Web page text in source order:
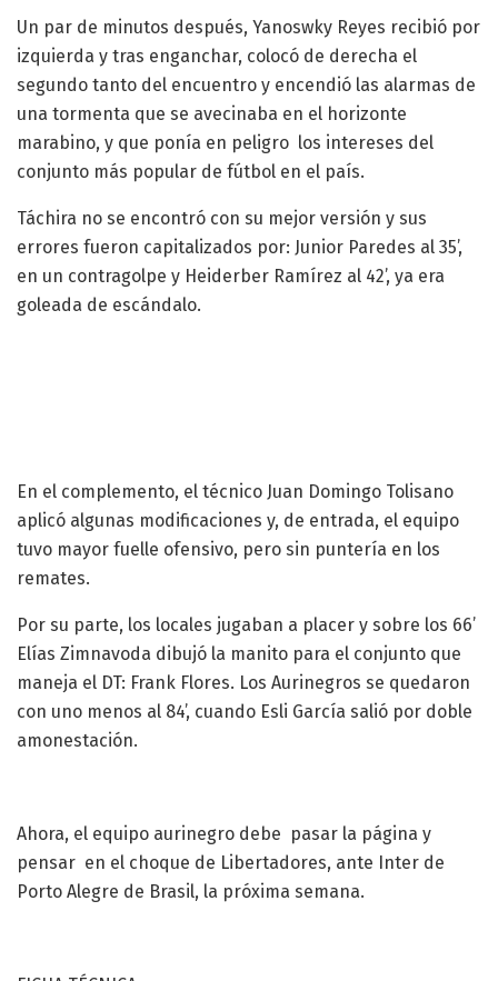
Un par de minutos después, Yanoswky Reyes recibió por
izquierda y tras enganchar, colocó de derecha el
segundo tanto del encuentro y encendió las alarmas de
una tormenta que se avecinaba en el horizonte
marabino, y que ponía en peligro los intereses del
conjunto más popular de fútbol en el país.
Táchira no se encontró con su mejor versión y sus
errores fueron capitalizados por: Junior Paredes al 35’,
en un contragolpe y Heiderber Ramírez al 42’, ya era
goleada de escándalo.
En el complemento, el técnico Juan Domingo Tolisano
aplicó algunas modificaciones y, de entrada, el equipo
tuvo mayor fuelle ofensivo, pero sin puntería en los
remates.
Por su parte, los locales jugaban a placer y sobre los 66’
Elías Zimnavoda dibujó la manito para el conjunto que
maneja el DT: Frank Flores. Los Aurinegros se quedaron
con uno menos al 84’, cuando Esli García salió por doble
amonestación.
Ahora, el equipo aurinegro debe pasar la página y
pensar en el choque de Libertadores, ante Inter de
Porto Alegre de Brasil, la próxima semana.